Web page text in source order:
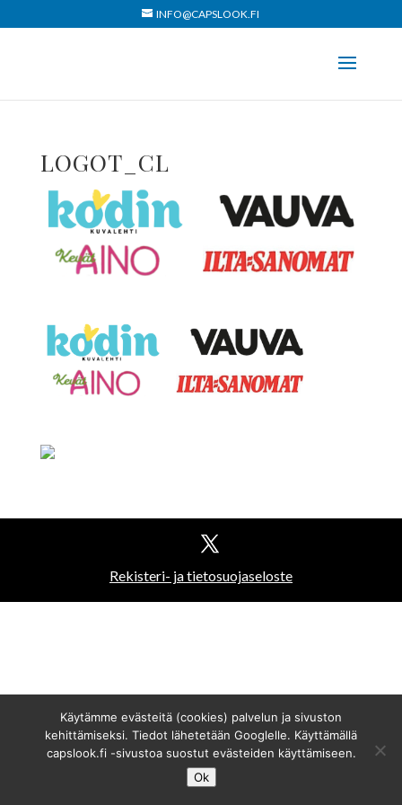
INFO@CAPSLOOK.FI
LOGOT_CL
Rekisteri- ja tietosuojaseloste
Käytämme evästeitä (cookies) palvelun ja sivuston
kehittämiseksi. Tiedot lähetetään Googlelle. Käyttämällä
capslook.fi -sivustoa suostut evästeiden käyttämiseen.
Ok